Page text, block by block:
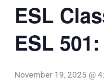
ESL
ESL
November 19, 2025 @